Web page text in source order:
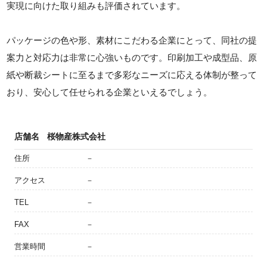
実現に向けた取り組みも評価されています。
パッケージの色や形、素材にこだわる企業にとって、同社の提
案力と対応力は非常に心強いものです。印刷加工や成型品、原
紙や断裁シートに至るまで多彩なニーズに応える体制が整って
おり、安心して任せられる企業といえるでしょう。
店舗名 桜物産株式会社
住所 －
アクセス －
TEL －
FAX －
営業時間 －